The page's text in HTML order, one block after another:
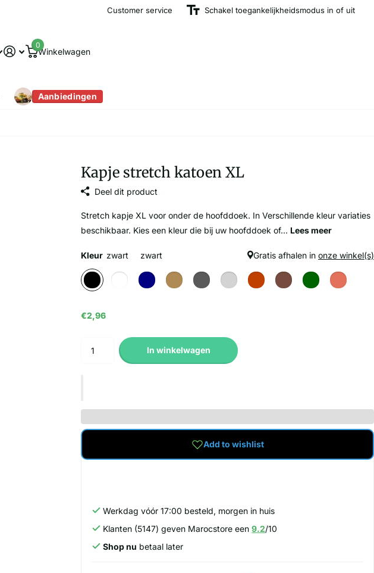
Customer service Schakel toegankelijkheidsmodus in of uit
Winkelwagen
0
Aanbiedingen
Kapje stretch katoen XL
Deel dit product
Stretch kapje XL voor onder de hoofddoek. In Verschillende kleur variaties
beschikbaar. Kies een kleur die bij uw hoofddoek of... Lees meer
Kleur zwart zwart Gratis afhalen in onze winkel(s)
€2,96
In winkelwagen
Add to wishlist
Werkdag vóór 17:00 besteld, morgen in huis
Klanten (5147) geven Marocstore een9.2/10
Shop nu betaal later